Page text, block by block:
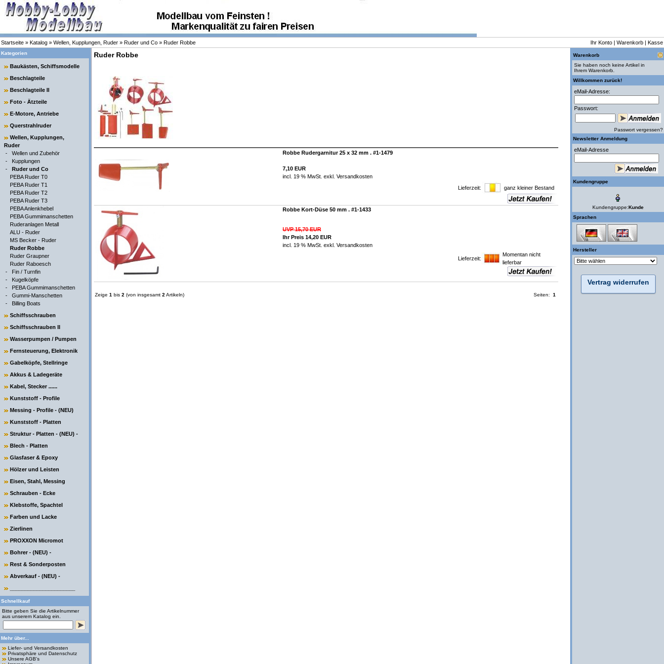
Startseite » Katalog » Wellen, Kupplungen, Ruder » Ruder und Co » Ruder Robbe Ihr Konto | Warenkorb | Kasse
Kategorien
Baukästen, Schiffsmodelle
Beschlagteile
Beschlagteile II
Foto - Ätzteile
E-Motore, Antriebe
Querstrahlruder
Wellen, Kupplungen,
Ruder
- Wellen und Zubehör
- Kupplungen
- Ruder und Co
PEBA Ruder T0
PEBA Ruder T1
PEBA Ruder T2
PEBA Ruder T3
PEBA Anlenkhebel
PEBA Gummimanschetten
Ruderanlagen Metall
ALU - Ruder
MS Becker - Ruder
Ruder Robbe
Ruder Graupner
Ruder Raboesch
- Fin / Turnfin
- Kugelköpfe
- PEBA Gummimanschetten
- Gummi-Manschetten
- Billing Boats
Schiffsschrauben
Schiffsschrauben II
Wasserpumpen / Pumpen
Fernsteuerung, Elektronik
Gabelköpfe, Stellringe
Akkus & Ladegeräte
Kabel, Stecker ......
Kunststoff - Profile
Messing - Profile - (NEU)
Kunststoff - Platten
Struktur - Platten - (NEU) -
Blech - Platten
Glasfaser & Epoxy
Hölzer und Leisten
Eisen, Stahl, Messing
Schrauben - Ecke
Klebstoffe, Spachtel
Farben und Lacke
Zierlinen
PROXXON Micromot
Bohrer - (NEU) -
Rest & Sonderposten
Abverkauf - (NEU) -
Schnellkauf
Bitte geben Sie die Artikelnummer
aus unserem Katalog ein.
Mehr über...
Liefer- und Versandkosten
Privatsphäre und Datenschutz
Unsere AGB's
Ruder Robbe
Robbe Rudergarnitur 25 x 32 mm . #1-1479
7,10 EUR
incl. 19 % MwSt. exkl. Versandkosten
Lieferzeit:
ganz kleiner Bestand
Robbe Kort-Düse 50 mm . #1-1433
UVP 15,70 EUR
Ihr Preis 14,20 EUR
incl. 19 % MwSt. exkl. Versandkosten
Lieferzeit:
Momentan nicht
lieferbar
Zeige 1 bis 2 (von insgesamt 2 Artikeln) Seiten: 1
Warenkorb
Sie haben noch keine Artikel in
Ihrem Warenkorb.
Willkommen zurück!
eMail-Adresse:
Passwort:
Passwort vergessen?
Newsletter Anmeldung
eMail-Adresse
Kundengruppe
Kundengruppe:Kunde
Sprachen
Hersteller
Vertrag widerrufen